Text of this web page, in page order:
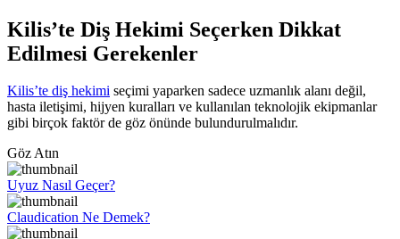
Kilis’te Diş Hekimi Seçerken Dikkat
Edilmesi Gerekenler
Kilis’te diş hekimi seçimi yaparken sadece uzmanlık alanı değil,
hasta iletişimi, hijyen kuralları ve kullanılan teknolojik ekipmanlar
gibi birçok faktör de göz önünde bulundurulmalıdır.
Göz Atın
Uyuz Nasıl Geçer?
Claudication Ne Demek?